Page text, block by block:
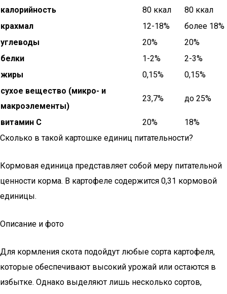
калорийность
80 ккал
80 ккал
крахмал
12-18%
более 18%
углеводы
20%
20%
белки
1-2%
2-3%
жиры
0,15%
0,15%
сухое вещество (микро- и
макроэлементы)
23,7% до 25%
витамин С 20%
18%
Сколько в такой картошке единиц питательности?
Кормовая единица представляет собой меру питательной
ценности корма. В картофеле содержится 0,31 кормовой
единицы.
Описание и фото
Для кормления скота подойдут любые сорта картофеля,
которые обеспечивают высокий урожай или остаются в
избытке. Однако выделяют лишь несколько сортов,